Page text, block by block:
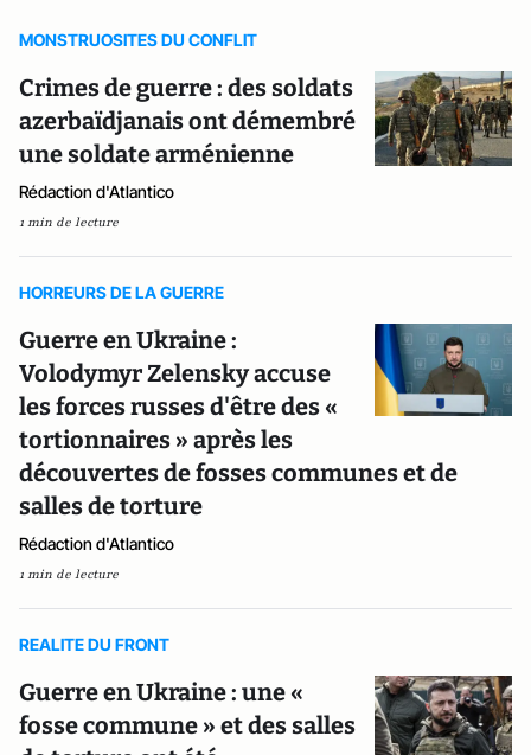
MONSTRUOSITES DU CONFLIT
Crimes de guerre : des soldats
azerbaïdjanais ont démembré
une soldate arménienne
Rédaction d'Atlantico
1 min de lecture
HORREURS DE LA GUERRE
Guerre en Ukraine :
Volodymyr Zelensky accuse
les forces russes d'être des «
tortionnaires » après les
découvertes de fosses communes et de
salles de torture
Rédaction d'Atlantico
1 min de lecture
REALITE DU FRONT
Guerre en Ukraine : une «
fosse commune » et des salles